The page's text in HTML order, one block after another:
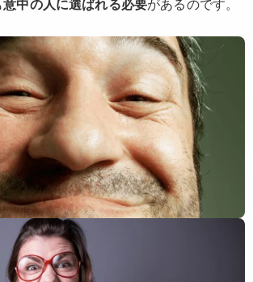
意中の人に選ばれる必要があるのです。